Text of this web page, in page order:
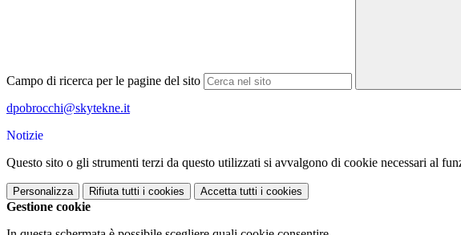
Campo di ricerca per le pagine del sito
dpobrocchi@skytekne.it
Notizie
Questo sito o gli strumenti terzi da questo utilizzati si avvalgono di cookie necessari al
Personalizza Rifiuta tutti i cookies Accetta tutti i cookies
Gestione cookie